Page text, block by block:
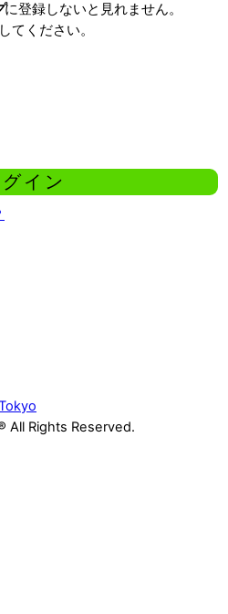
に登録しないと見れません。
てください。
All Rights Reserved.